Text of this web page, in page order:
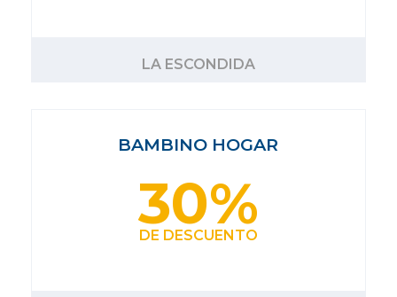
LA ESCONDIDA
BAMBINO HOGAR
30%
DE DESCUENTO